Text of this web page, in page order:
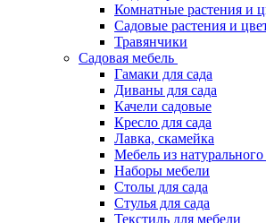
Комнатные растения и
Садовые растения и
Травянчики
Садовая мебель
Гамаки для сада
Диваны для сада
Качели садовые
Кресло для сада
Лавка, скамейка
Мебель из натурального
Наборы мебели
Столы для сада
Стулья для сада
Текстиль для мебели